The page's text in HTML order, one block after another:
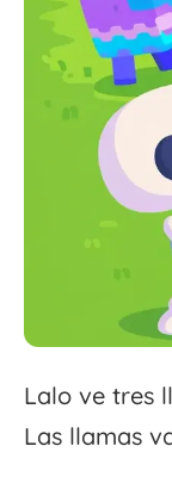
Lalo ve tres
Las llamas